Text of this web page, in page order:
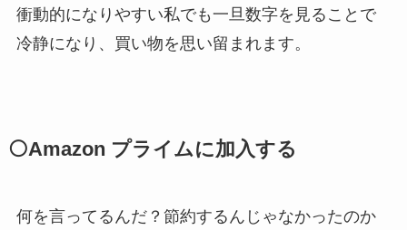
衝動的になりやすい私でも一旦数字を見ることで
冷静になり、買い物を思い留まれます。
⚪Amazon プライムに加入する
何を言ってるんだ？節約するんじゃなかったのか